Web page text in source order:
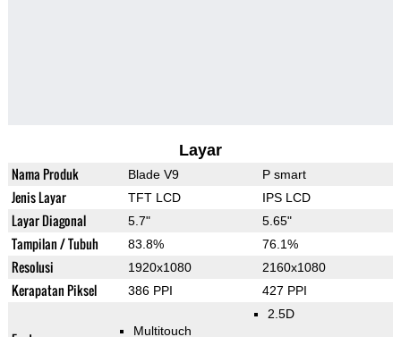
Layar
Nama Produk Blade V9 P smart
Jenis Layar TFT LCD IPS LCD
Layar Diagonal 5.7" 5.65"
Tampilan / Tubuh 83.8% 76.1%
Resolusi 1920x1080 2160x1080
Kerapatan Piksel 386 PPI 427 PPI
Multitouch
2.5D